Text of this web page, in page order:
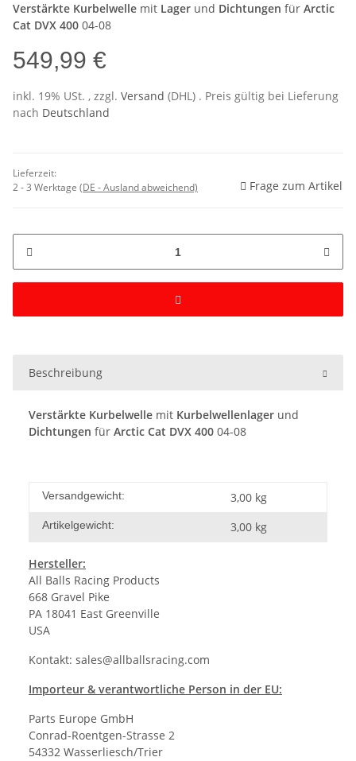
Verstärkte Kurbelwelle mit Lager und Dichtungen für Arctic
Cat DVX 400 04-08
549,99 €
inkl. 19% USt. , zzgl. Versand (DHL) . Preis gültig bei Lieferung
nach Deutschland
Lieferzeit:
2 - 3 Werktage (DE - Ausland abweichend) Frage zum Artikel
Beschreibung
Verstärkte Kurbelwelle mit Kurbelwellenlager und
Dichtungen für Arctic Cat DVX 400 04-08
Versandgewicht: 3,00 kg
Artikelgewicht: 3,00 kg
Hersteller:
All Balls Racing Products
668 Gravel Pike
PA 18041 East Greenville
USA
Kontakt: sales@allballsracing.com
Importeur & verantwortliche Person in der EU:
Parts Europe GmbH
Conrad-Roentgen-Strasse 2
54332 Wasserliesch/Trier